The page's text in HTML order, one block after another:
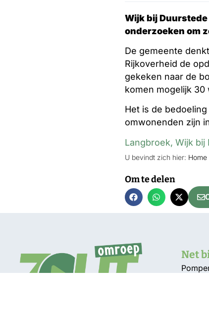
Wijk bij
onderzoeken om
De gemeente
Rijkoverheid de
gekeken naar de
komen mogelijk
Het is de
omwonenden zijn
Langbroek, Wijk bij
U bevindt zich hier: Home
Om te delen
Net